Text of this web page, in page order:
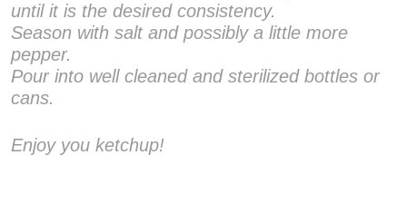
until it is the desired consistency.
Season with salt and possibly a little more
pepper.
Pour into well cleaned and sterilized bottles or
cans.
Enjoy you ketchup!